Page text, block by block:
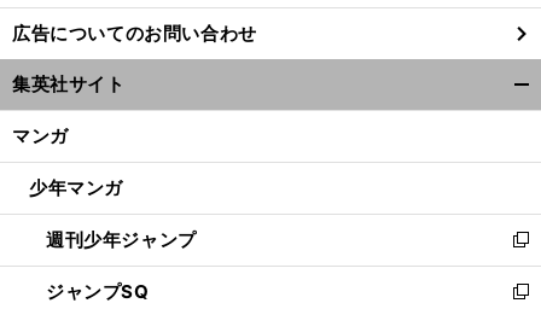
し
い
ウ
ィ
ン
ウ
開
く
広告についてのお問い合わせ
集英社サイト
マンガ
少年マンガ
週刊少年ジャンプ
新
し
い
ジャンプSQ
新